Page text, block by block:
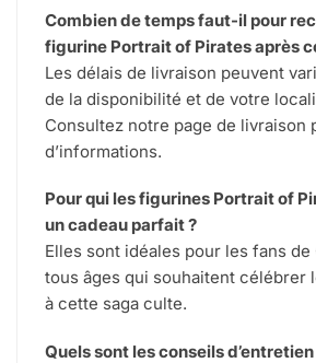
Combien de temps faut-il pour
figurine Portrait of Pirates après
Les délais de livraison peuvent
de la disponibilité et de votre
Consultez notre page de livraison
d’informations.
Pour qui les figurines Portrait of
un cadeau parfait ?
Elles sont idéales pour les fans de
tous âges qui souhaitent célébrer
à cette saga culte.
Quels sont les conseils